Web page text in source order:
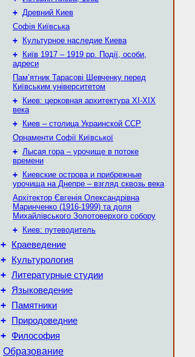
+ Древний Киев
Софія Київська
+
Культурное наследие Киева
+
Київ 1917 – 1919 рр. Події, особи,
адреси
Пам’ятник Тарасові Шевченку перед
Київським університетом
+
Киев: церковная архитектура XI-XIX
века
+
Киев – столица Украинской ССР
Орнаменти Софії Київської
+ Лысая гора – урочище в потоке
времени
+
Киевские острова и прибрежные
урочища на Днепре – взгляд сквозь века
Архітектор Євгенія Олександрівна
Маринченко (1916-1999) та доля
Михайлівського Золотоверхого собору
+
Киев: путеводитель
+ Краеведение
+ Культурология
+ Литературные студии
+ Языковедение
+ Памятники
+ Природоведние
+ Философия
Образование